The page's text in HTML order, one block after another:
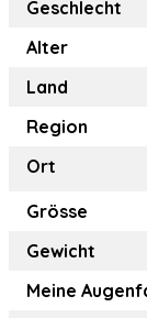
Geschlecht
Alter
Land
Region
Ort
Grösse
Gewicht
Meine